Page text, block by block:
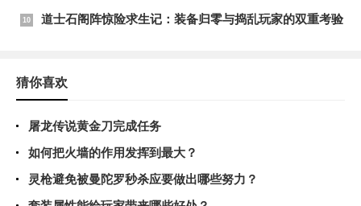
道士石阁阵惊险求生记：装备归零与捣乱玩家的双重考验
猜你喜欢
屠龙传说黄金刀完成任务
如何把火墙的作用发挥到最大？
灵枪避免被曼陀罗秒杀应要做出哪些努力？